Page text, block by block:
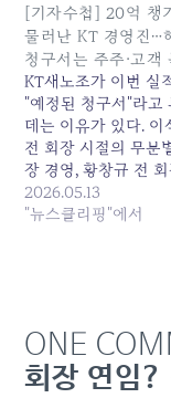
여론이 높아질 즈음이
노조는 다수임을 내세
장 연임을 적극 지지
성명을 발표했다. 회
불법행위에 대한 시
의 불신이…
[기자수첩] 20억 챙
물러난 KT 경영진…
청구서는 주주·고객
KT새노조가 이번 실
"예정된 청구서"라고
데는 이유가 있다. 이
전 회장 시절의 무분
장 경영, 황창규 전
임 시절의 아현 통신
재, 이번 김영섭 전 사
13 14:50:00
2026.05.13
"뉴스클리핑"에서
ONE
회장 연임?